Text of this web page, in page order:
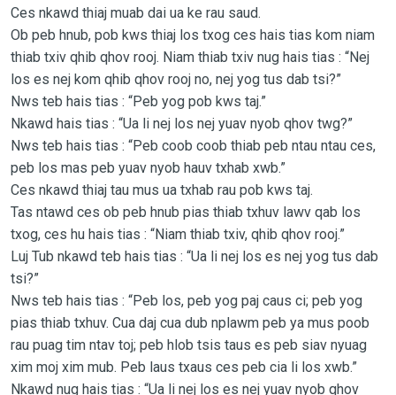
Ces nkawd thiaj muab dai ua ke rau saud.
Ob peb hnub, pob kws thiaj los txog ces hais tias kom niam
thiab txiv qhib qhov rooj. Niam thiab txiv nug hais tias : “Nej
los es nej kom qhib qhov rooj no, nej yog tus dab tsi?”
Nws teb hais tias : “Peb yog pob kws taj.”
Nkawd hais tias : “Ua li nej los nej yuav nyob qhov twg?”
Nws teb hais tias : “Peb coob coob thiab peb ntau ntau ces,
peb los mas peb yuav nyob hauv txhab xwb.”
Ces nkawd thiaj tau mus ua txhab rau pob kws taj.
Tas ntawd ces ob peb hnub pias thiab txhuv lawv qab los
txog, ces hu hais tias : “Niam thiab txiv, qhib qhov rooj.”
Luj Tub nkawd teb hais tias : “Ua li nej los es nej yog tus dab
tsi?”
Nws teb hais tias : “Peb los, peb yog paj caus ci; peb yog
pias thiab txhuv. Cua daj cua dub nplawm peb ya mus poob
rau puag tim ntav toj; peb hlob tsis taus es peb siav nyuag
xim moj xim mub. Peb laus txaus ces peb cia li los xwb.”
Nkawd nug hais tias : “Ua li nej los es nej yuav nyob qhov